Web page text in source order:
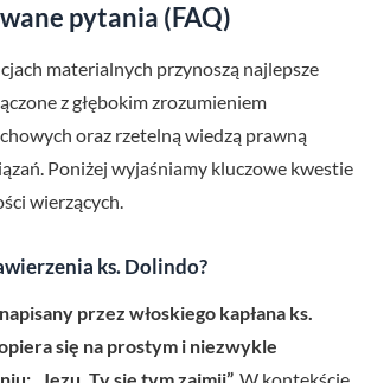
pytania (FAQ)
materialnych przynoszą najlepsze
z głębokim zrozumieniem
oraz rzetelną wiedzą prawną
Poniżej wyjaśniamy kluczowe kwestie
wierzących.
ks. Dolindo?
przez włoskiego kapłana ks.
się na prostym i niezwykle